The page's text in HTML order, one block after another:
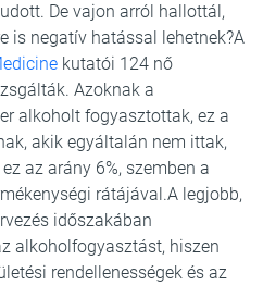
De vajon arról hallottál,
is negatív hatással lehetnek?A
kutatói 124 nő
Azoknak a
alkoholt fogyasztottak, ez a
akik egyáltalán nem ittak,
az arány 6%, szemben a
rátájával.A legjobb,
időszakában
alkoholfogyasztást, hiszen
rendellenességek és az